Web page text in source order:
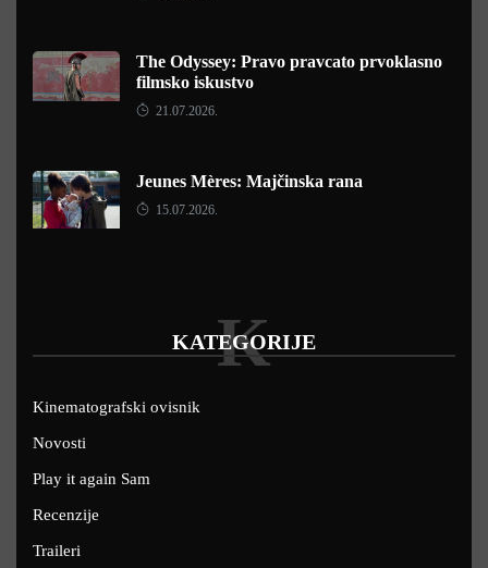
The Odyssey: Pravo pravcato prvoklasno
filmsko iskustvo
21.07.2026.
Jeunes Mères: Majčinska rana
15.07.2026.
KATEGORIJE
K
Kinematografski ovisnik
Novosti
Play it again Sam
Recenzije
Traileri